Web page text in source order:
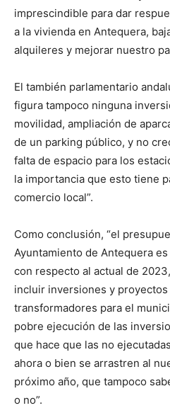
imprescindible para dar
a la vivienda en Antequera,
alquileres y mejorar nuestro
El también parlamentario
figura tampoco ninguna
movilidad, ampliación de
de un parking público, y no
falta de espacio para los
la importancia que esto tiene
comercio local”.
Como conclusión, “el
Ayuntamiento de Antequera
con respecto al actual de
incluir inversiones y
transformadores para el
pobre ejecución de las
que hace que las no
ahora o bien se arrastren al
próximo año, que tampoco
o no”.